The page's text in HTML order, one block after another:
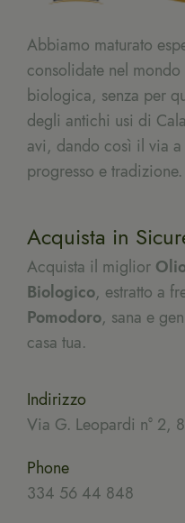
Abbiamo maturato
consolidate nel
biologica, senza per
degli antichi usi di
avi, dando così il via
progresso e tradizione.
Acquista in
Acquista il miglior
Biologico, estratto a
Pomodoro, sana e
casa tua.
Indirizzo
Via G. Leopardi n° 2,
Phone
334 56 44 848